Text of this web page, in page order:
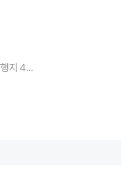
6번 국도 신나게 달려서 만날 수 있는 숨겨진 국내 여행지 4곳은?